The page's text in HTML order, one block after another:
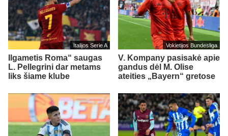
Italijos Serie A
Ilgametis Roma“ saugas
L. Pellegrini dar metams
liks šiame klube
Vokietijos Bundesliga
V. Kompany pasisakė apie
gandus dėl M. Olise
ateities „Bayern“ gretose